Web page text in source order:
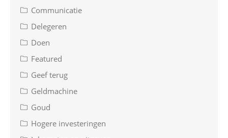
Communicatie
Delegeren
Doen
Featured
Geef terug
Geldmachine
Goud
Hogere investeringen